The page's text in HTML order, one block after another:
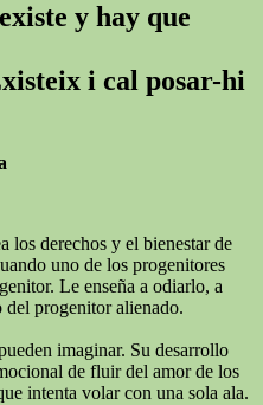
y hay que
i cal posar-hi
los derechos y el bienestar de
uno de los progenitores
Le enseña a odiarlo, a
progenitor alienado.
imaginar. Su desarrollo
de fluir del amor de los
intenta volar con una sola ala.